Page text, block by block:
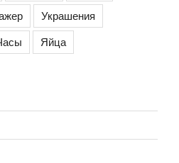
Украшения
Яйца